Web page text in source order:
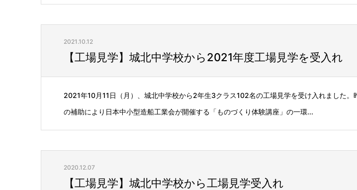
2021.10.12
【工場見学】城北中学校から2021年度工場見学を受入れ
2021年10月11日（月）、城北中学校から2年生3クラス102名の工場見学を受け入れました。
の補助により日本中小型造船工業会が開催する「ものづくり体験講座」の一環...
2020.12.07
【工場見学】城北中学校から工場見学受入れ